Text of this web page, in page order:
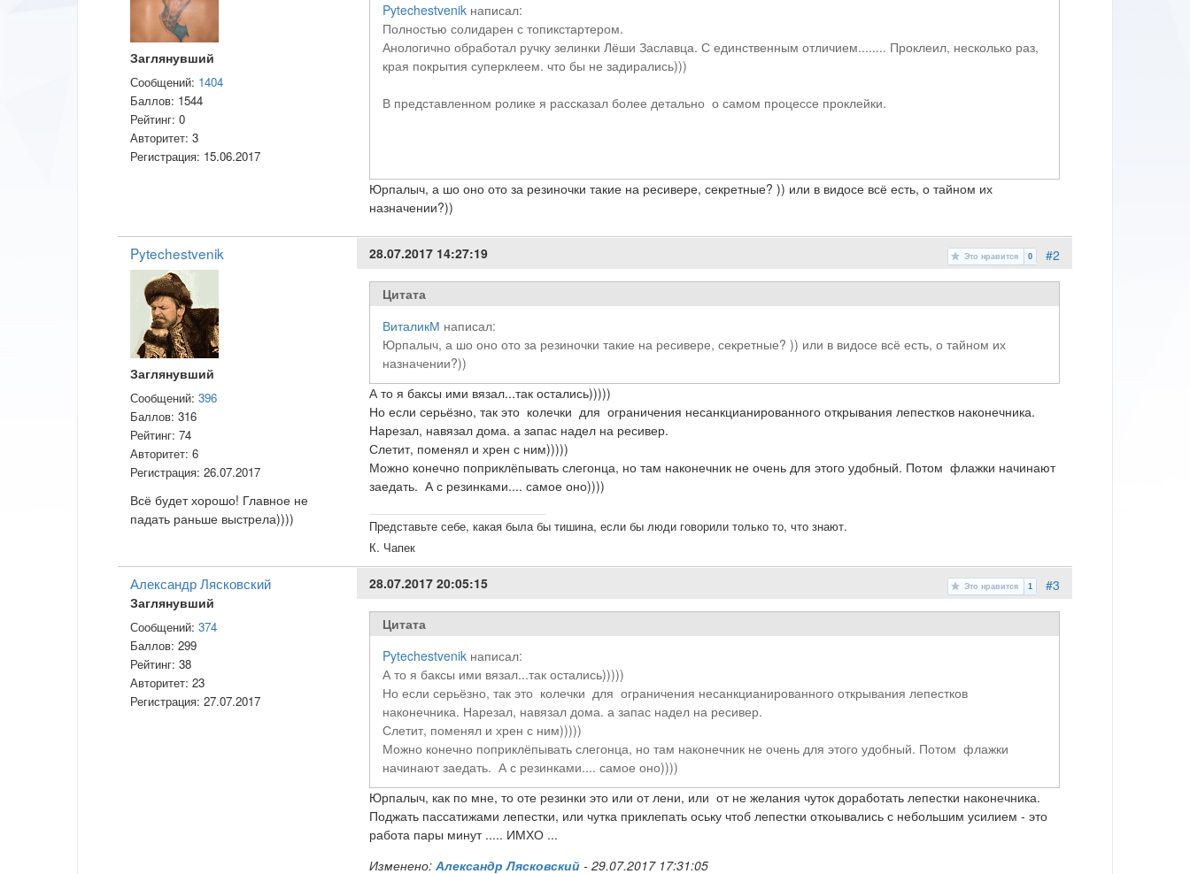
Заглянувший
Сообщений: 1404
Баллов: 1544
Рейтинг: 0
Авторитет: 3
Регистрация: 15.06.2017
Pytechestvenikнаписал:
Полностью солидарен с топикстартером.
Анологично обработал ручку зелинки Лёши Заславца. С единственным отличием........ Проклеил, несколько раз,
края покрытия суперклеем. что бы не задирались)))
В представленном ролике я рассказал более детально о самом процессе проклейки.
Юрпалыч, а шо оно ото за резиночки такие на ресивере, секретные? )) или в видосе всё есть, о тайном их
назначении?))
Pytechestvenik
Заглянувший
Сообщений: 396
Баллов: 316
Рейтинг: 74
Авторитет: 6
Регистрация: 26.07.2017
Всё будет хорошо! Главное не
падать раньше выстрела))))
#2
Это нравится 0
28.07.2017 14:27:19
Цитата
ВиталикМ написал:
Юрпалыч, а шо оно ото за резиночки такие на ресивере, секретные? )) или в видосе всё есть, о тайном их
назначении?))
А то я баксы ими вязал...так остались)))))
Но если серьёзно, так это колечки для ограничения несанкцианированного открывания лепестков наконечника.
Нарезал, навязал дома. а запас надел на ресивер.
Слетит, поменял и хрен с ним)))))
Можно конечно поприклёпывать слегонца, но там наконечник не очень для этого удобный. Потом флажки начинают
заедать. А с резинками.... самое оно))))
Представьте себе, какая была бы тишина, если бы люди говорили только то, что знают.
К. Чапек
Александр Лясковский
Заглянувший
Сообщений: 374
Баллов: 299
Рейтинг: 38
Авторитет: 23
Регистрация: 27.07.2017
#3
Это нравится 1
28.07.2017 20:05:15
Цитата
Pytechestvenikнаписал:
А то я баксы ими вязал...так остались)))))
Но если серьёзно, так это колечки для ограничения несанкцианированного открывания лепестков
наконечника. Нарезал, навязал дома. а запас надел на ресивер.
Слетит, поменял и хрен с ним)))))
Можно конечно поприклёпывать слегонца, но там наконечник не очень для этого удобный. Потом флажки
начинают заедать. А с резинками.... самое оно))))
Юрпалыч, как по мне, то оте резинки это или от лени, или от не желания чуток доработать лепестки наконечника.
Поджать пассатижами лепестки, или чутка приклепать оську чтоб лепестки откоывались с небольшим усилием - это
работа пары минут ..... ИМХО ...
Изменено: Александр Лясковский- 29.07.2017 17:31:05